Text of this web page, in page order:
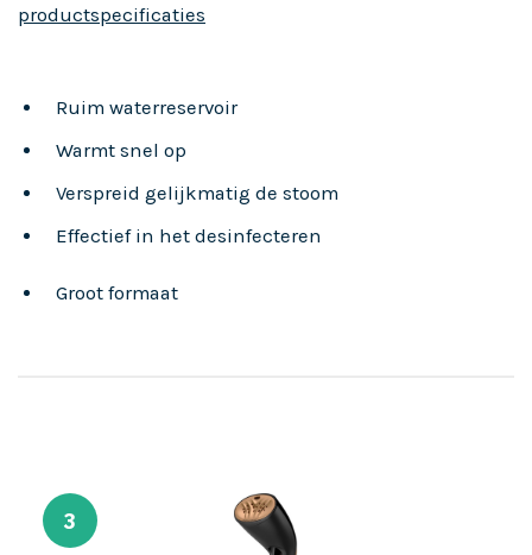
productspecificaties
Ruim waterreservoir
Warmt snel op
Verspreid gelijkmatig de stoom
Effectief in het desinfecteren
Groot formaat
3